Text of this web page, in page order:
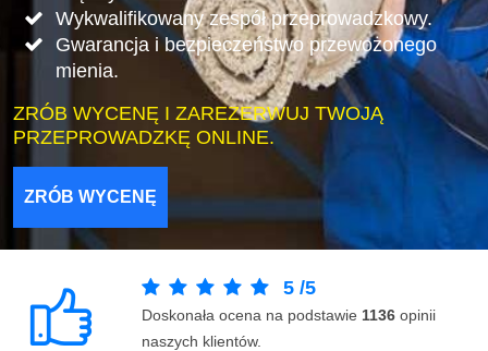
Wykwalifikowany zespół przeprowadzkowy.
Gwarancja i bezpieczeństwo przewożonego
mienia.
ZRÓB WYCENĘ I ZAREZERWUJ TWOJĄ
PRZEPROWADZKĘ ONLINE.
ZRÓB WYCENĘ
5 /5
Doskonała ocena na podstawie 1136 opinii
naszych klientów.